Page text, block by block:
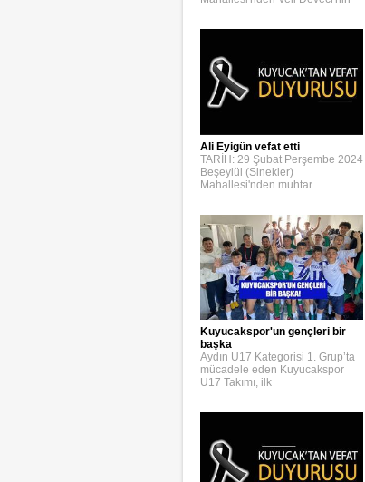
Ali Eyigün vefat etti
TARİH: 29 Şubat Perşembe 2024
Beşeylül (Sinekler)
Mahallesi'nden muhtar
Kuyucakspor'un gençleri bir
başka
Aydın U17 Kategorisi 1. Grup’ta
mücadele eden Kuyucakspor
U17 Takımı, ilk